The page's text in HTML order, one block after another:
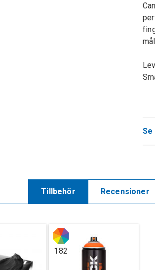
Se
Tillbehör Recensioner
182